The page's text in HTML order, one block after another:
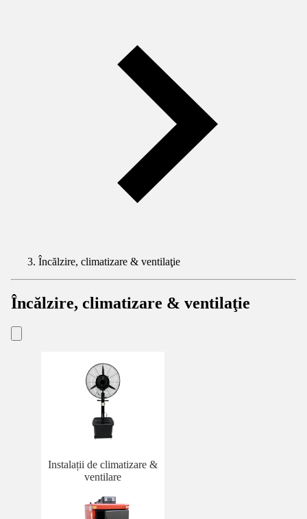
Încălzire, climatizare & ventilaţie
Încălzire, climatizare & ventilaţie
Instalații de climatizare &
ventilare